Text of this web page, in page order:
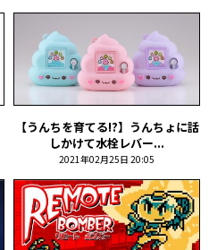
【うんちを育てる!?】うんちょに話
しかけて水栓レバー...
2021年02月25日 20:05